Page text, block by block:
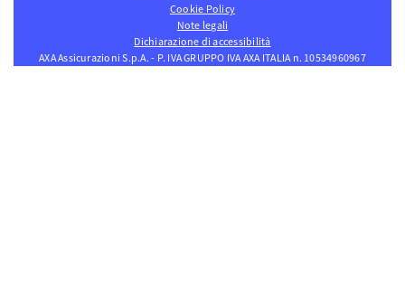
Cookie Policy
Note legali
Dichiarazione di accessibilità
AXA Assicurazioni S.p.A. - P. IVA GRUPPO IVA AXA ITALIA n. 10534960967